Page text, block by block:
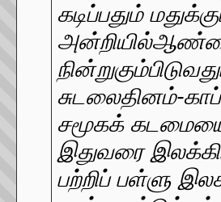
கடிப்பதும்
சுடலைதினம்-
சமூகக்
இதுவரை இலக்கியத்திலோ பிறவற்றிலோ இடம்பெறாத `பள்ளர்' என்ற வகுப்பாரைப் பற்றிப் பள்ளு இலக்கியங்கள் பேசுகின்றன. பள்ளு இலக்கியங்கள் கி.பி.பதினேழாம் நூற்றாண்டுக்குப் பிற்பட்டவைகள். இவைகளில் காலத்தால் முந்திய஦ு முக்கூடற்஫ள்ளு, இப்பள்ளு இலக்கியங்களில் பேசப்படும் பள்ளர்கள் விவசாயத் தொழிலாளர்கள்; கடைநிலை மக்கள் இவர்கள் யார் என்ற கேள்விக்கு விடை காணும் முன் பள்ளு இலக்கியம் காட்டும் உற்஫த்தி உறவுமுறை ஫ற்றிக் காணலாம்.முக்கூடற்பள்ளு இரண்டு வர்க்கங்களை முதன்மைப் படுத்துகிறது. உருவமற்ற நிலப்பிரபுவான இறைவனின் பிரதிநிதியாய் இருந்து நிலத்தைக் கண்காணிக்கும் பண்ணை விசாரிப்பான்; விவசாய உற்பத்தியில் நேரடியாக ஈடுபடும் பள்ளர்கள் என்ற இரு வர்க்கத்தினர். நிலம் முக்கூடலில் கோயில் கொண்டுள்ள அழகர் ஆகிய திருமாலுக்குச் சொந்தமானது."முக்கூடல் அழகர் பண்ணை" (பா:36) "கத்தர் திருமுக்கூடல் கண்ணர் பண்ணை"(பா.91) "முக்கூடல்பரமனார் அழகர் தம் பண்ணை"(பா.113) "அடிக்குள் அடங்கும் படிக்கு முதல்வர் அழகர் முக்கூடல் வயலுள்ளே." (பா.129)ஆகிய வரிகள் இதை மெய்ப்பிக்கும் இடைக்காலங்஖ளில் தேவதானம் முதலான பெயர்களில் மன்னர்களால் கோயில்களுக்கு வழங்கப்பட்ட நிலவகையாக இதுவும் இருக்கலாம். இந்நிலங்களைப் பள்ளருக்குப் பிரித்துக் கொடுத்து, உற்பத்தியை மேற்பார்வையிடுபவனே பண்ணை விசாரிப்பான். இவன் கோயிலின் பிரதிநிதியாகவோ ,விசயநகரப் பேரரசுக் காலத்தில் மன்னனால் நியமிக்கப்பட்ட பாருபட்டயக் காரனாகவோ இருக்கலாம்.பண்ணைகளில் நேரடியான உடலுழைப்பில் ஈடுபடுபவர்கள் பள்ளர்கள். இவர்கள் கோயில் என்னும் உருவமற்ற ஆனால் நிறுவன வடிவமான நிலப்பிரபுவுக்குச் சொந்தமான பண்ணையோடு பிணைக்கப்பட்ட பரம்பரைக் கொத்தடிமைகள். "பண்ணைஏவலறும் பள்ளியர்"(பா.5) "முத்தமிழ் நாட்டழகர் கொத்தடியான்"(பா.13) என்று இவர்கள் தங்களை அறிமுகப்படுத்திக் கொள்வதே இதற்குச் சான்று. இந்தக் கொத்தடிமைப் ஫ள்ளர்களுக்குள்ளே ஒரு தலைமைப் பள்ளன். அவன்஼தான் முக்கூடல் பள்ளுவில் வரும் வடிவழகக் குடும்பன. இவன் பண்ணை விசாரிப்பானால தலைவனாக நியமிக்கப்படுவதாகத் தெரிகிறது.பள்ளர்்களுக்கெல்லாம் தலைமையைப் பள்ளனாக இருக்கும் வடி வழகக்குடும்பன், கோயில் நிலத்தை எல்லாம் சேரிப் பள்ளர்களுக்குப் பிரித்துக் கொடுத்துச் சாகுபடி செய்஖ிறான், அறுவடையில் அவரவர் செலுத்த வேண்டிய பங்கை வசூலித்துப் பண்ணைக்காரனிடம் ஒப்படைக்க வேண்டிய பொறுப்பும் இவனதே. முக்கூடல் பள்ளுவில் தினச்சக்கரம், பெரிய நம்பி திருமாளிகை, ஏழு திருப்பதிக்